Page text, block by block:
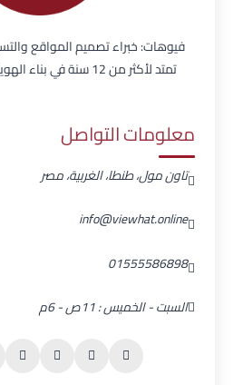
فيوهات: خبراء تصميم المواقع
تمتد لأكثر من 12 سنة في بناء الهوية الرقمية للشركات.
معلومات التواصل
تاون مول، طنطا، الغربية، مصر
info@viewhat.online
01555586898
السبت - الخميس : 11ص - 6م